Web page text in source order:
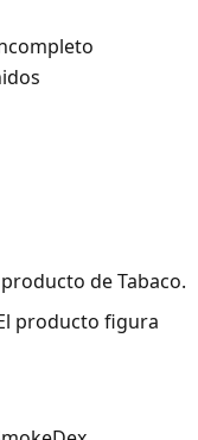
de Tabaco.
producto figura